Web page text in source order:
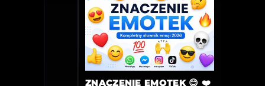
ZNACZENIE EMOTEK 😊 ❤️